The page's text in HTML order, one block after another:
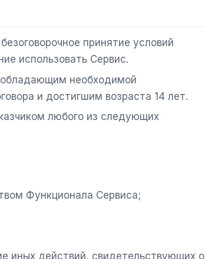
принятие условий
использовать Сервис.
необходимой
и достигшим возраста 14 лет.
любого из следующих
Функционала Сервиса;
иных действий, свидетельствующих о